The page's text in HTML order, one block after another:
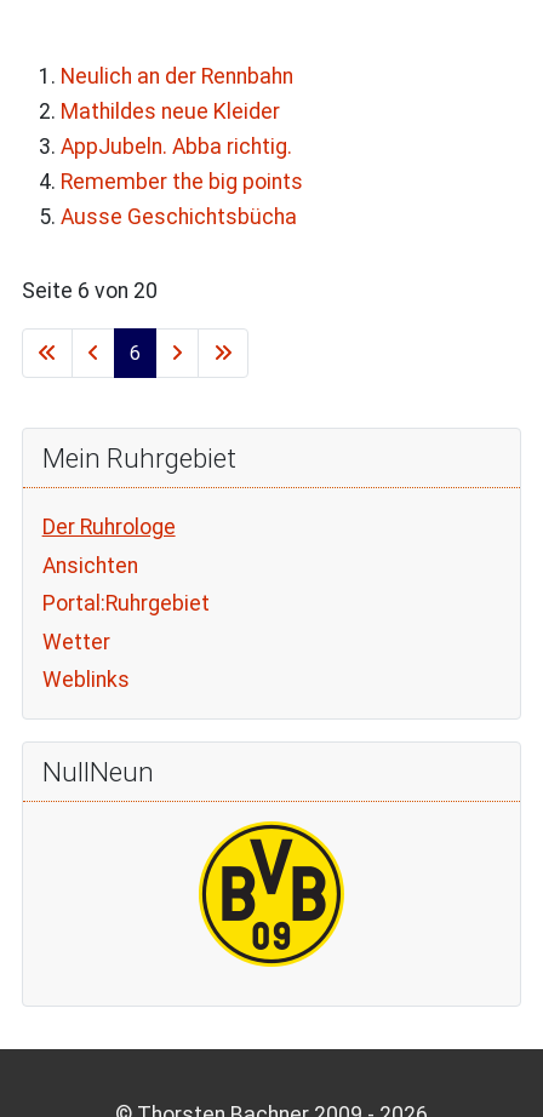
Neulich an der Rennbahn
Mathildes neue Kleider
AppJubeln. Abba richtig.
Remember the big points
Ausse Geschichtsbücha
Seite 6 von 20
6
Mein Ruhrgebiet
Der Ruhrologe
Ansichten
Portal:Ruhrgebiet
Wetter
Weblinks
NullNeun